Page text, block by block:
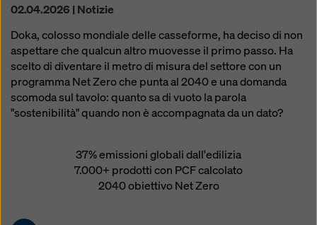
02.04.2026 | Notizie
Doka, colosso mondiale delle casseforme, ha deciso di non
aspettare che qualcun altro muovesse il primo passo. Ha
scelto di diventare il metro di misura del settore con un
programma Net Zero che punta al 2040 e una domanda
scomoda sul tavolo: quanto sa di vuoto la parola
"sostenibilità" quando non è accompagnata da un dato?
37% emissioni globali dall'edilizia
7.000+ prodotti con PCF calcolato
2040 obiettivo Net Zero